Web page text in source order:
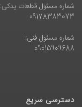
شماره مسئول قطعات یدکی:
09178383073
شماره مسئول فنی:
09015909688
دسترسی سریع